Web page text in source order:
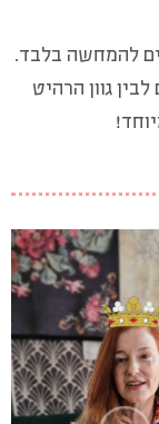
להמחשה בלבד.
גוון הרהיט